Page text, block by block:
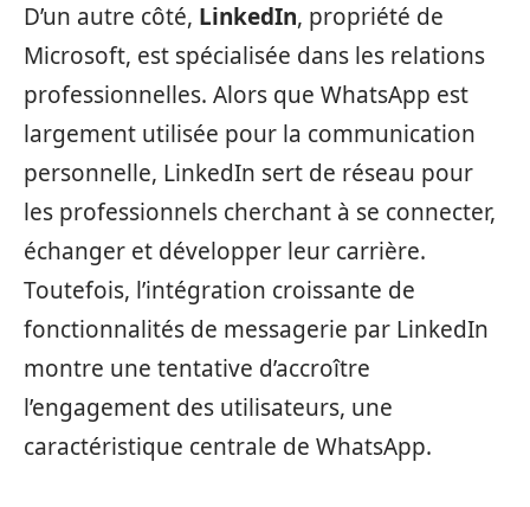
D’un autre côté, LinkedIn, propriété de
Microsoft, est spécialisée dans les relations
professionnelles. Alors que WhatsApp est
largement utilisée pour la communication
personnelle, LinkedIn sert de réseau pour
les professionnels cherchant à se connecter,
échanger et développer leur carrière.
Toutefois, l’intégration croissante de
fonctionnalités de messagerie par LinkedIn
montre une tentative d’accroître
l’engagement des utilisateurs, une
caractéristique centrale de WhatsApp.